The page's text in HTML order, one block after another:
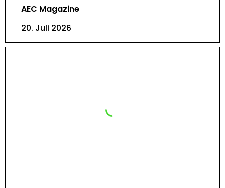
AEC Magazine
20. Juli 2026